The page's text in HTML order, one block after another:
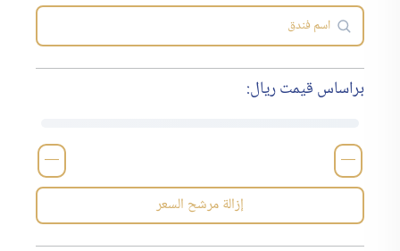
براساس قیمت ریال:
—
—
إزالة مرشح السعر